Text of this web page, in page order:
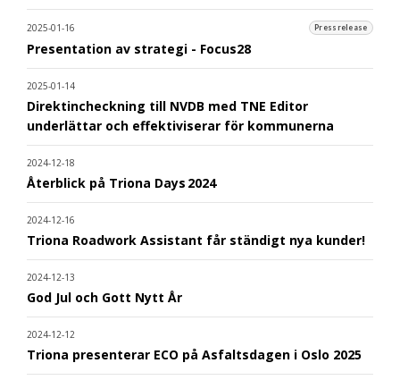
2025-01-16 Pressrelease
Presentation av strategi - Focus28
2025-01-14
Direktincheckning till NVDB med TNE Editor
underlättar och effektiviserar för kommunerna
2024-12-18
Återblick på Triona Days 2024
2024-12-16
Triona Roadwork Assistant får ständigt nya kunder!
2024-12-13
God Jul och Gott Nytt År
2024-12-12
Triona presenterar ECO på Asfaltsdagen i Oslo 2025